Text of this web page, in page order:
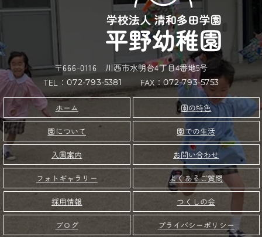
〒666-0116 川西市水明台4丁目4番地5号
TEL：072-793-5381 FAX： 072-793-5753
ホーム 園の特色
園について 園での生活
入園案内 お問い合わせ
フォトギャラリー よくあるご質問
採用情報 つくしの会
ブログ プライバシーポリシー